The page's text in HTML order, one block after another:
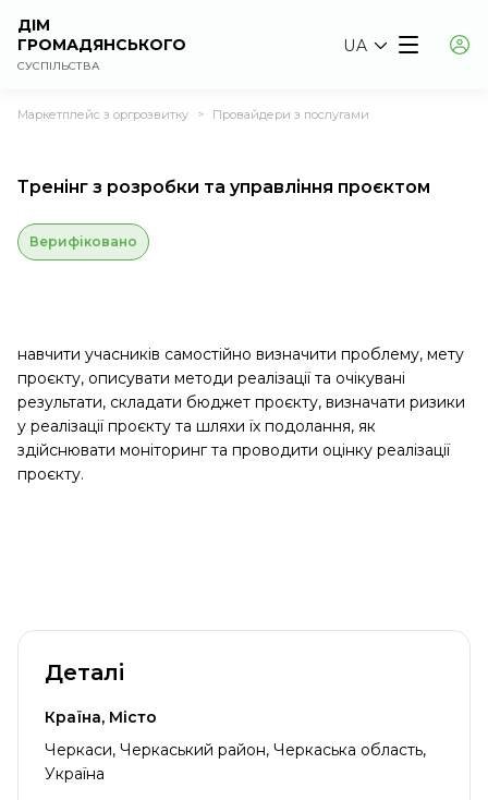
ДІМ
ГРОМАДЯНСЬКОГО
СУСПІЛЬСТВА
UA
Маркетплейс з оргрозвитку > Провайдери з послугами
Тренінг з розробки та управління проєктом
Верифіковано
навчити учасників самостійно визначити проблему, мету
проєкту, описувати методи реалізації та очікувані
результати, складати бюджет проєкту, визначати ризики
у реалізації проєкту та шляхи їх подолання, як
здійснювати моніторинг та проводити оцінку реалізації
проєкту.
Деталі
Країна, Місто
Черкаси, Черкаський район, Черкаська область,
Україна